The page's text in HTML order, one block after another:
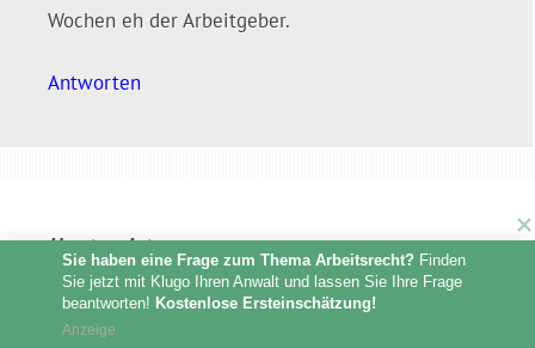
Wochen eh der Arbeitgeber.
Antworten
Horstmeint
11. November 2019 at 19:56
Sie haben eine Frage zum Thema Arbeitsrecht? Finden
Sie jetzt mit Klugo Ihren Anwalt und lassen Sie Ihre Frage
beantworten! Kostenlose Ersteinschätzung!
Anzeige